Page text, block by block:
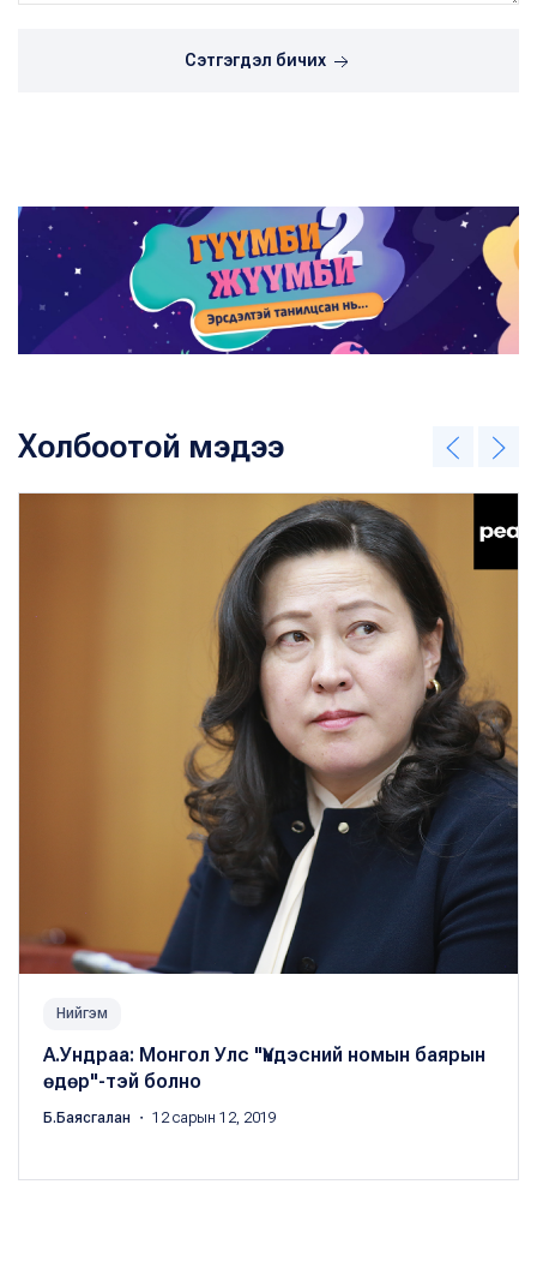
Сэтгэгдэл бичих
Холбоотой мэдээ
Нийгэм
А.Ундраа: Монгол Улс "Үндэсний номын баярын
өдөр"-тэй болно
Б.Баясгалан ・ 12 сарын 12, 2019